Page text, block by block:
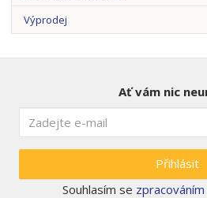
Výprodej
Ať vám nic
Přihlásit
Souhlasím se